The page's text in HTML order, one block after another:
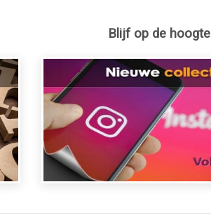
Blijf op de hoogte